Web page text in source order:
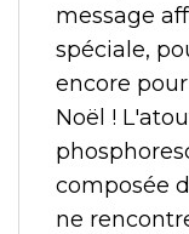
message
spéciale,
encore
Noël !
composée
ne